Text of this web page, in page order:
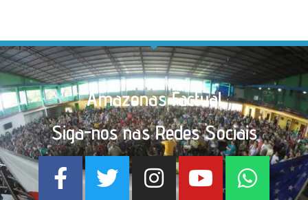
Amazonas Factual
Siga-nos nas Redes Sociais